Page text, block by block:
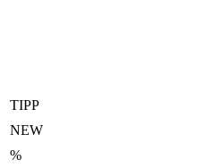
TIPP
NEW
%